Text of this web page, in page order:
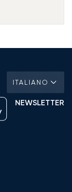
ITALIANO
NEWSLETTER